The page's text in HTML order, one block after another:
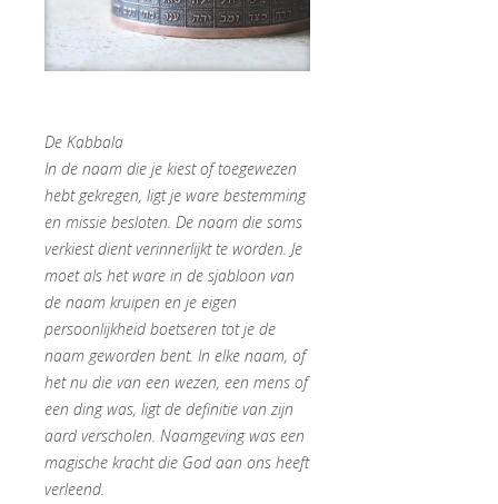
De Kabbala
In de naam die je kiest of toegewezen
hebt gekregen, ligt je ware bestemming
en missie besloten. De naam die soms
verkiest dient verinnerlijkt te worden. Je
moet als het ware in de sjabloon van
de naam kruipen en je eigen
persoonlijkheid boetseren tot je de
naam geworden bent. In elke naam, of
het nu die van een wezen, een mens of
een ding was, ligt de definitie van zijn
aard verscholen. Naamgeving was een
magische kracht die God aan ons heeft
verleend.